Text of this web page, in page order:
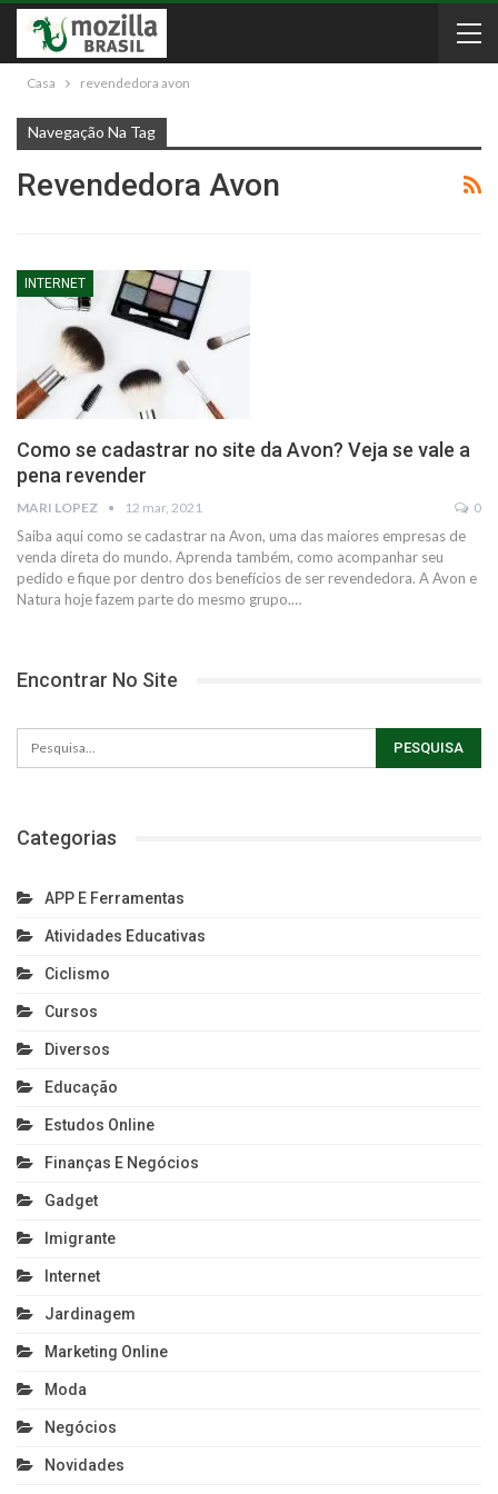
Casa revendedora avon
Navegação Na Tag
Revendedora Avon
INTERNET
Como se cadastrar no site da Avon? Veja se vale a
pena revender
MARI LOPEZ 12 mar, 2021 0
Saiba aqui como se cadastrar na Avon, uma das maiores empresas de
venda direta do mundo. Aprenda também, como acompanhar seu
pedido e fique por dentro dos benefícios de ser revendedora. A Avon e
Natura hoje fazem parte do mesmo grupo.…
Encontrar No Site
Categorias
APP E Ferramentas
Atividades Educativas
Ciclismo
Cursos
Diversos
Educação
Estudos Online
Finanças E Negócios
Gadget
Imigrante
Internet
Jardinagem
Marketing Online
Moda
Negócios
Novidades